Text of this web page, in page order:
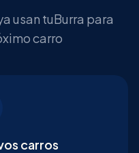
usan tuBurra para
carro
carros